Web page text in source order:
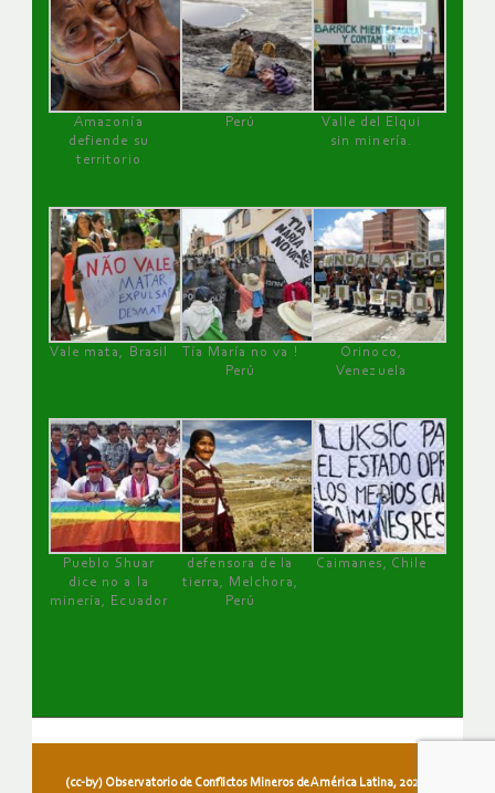
Amazonía
defiende su
territorio
Perú
Valle del Elqui
sin minería.
Vale mata, Brasil
Tía María no va !
Perú
Orinoco,
Venezuela
Pueblo Shuar
dice no a la
minería, Ecuador
defensora de la
tierra, Melchora,
Perú
Caimanes, Chile
(cc-by) Observatorio de Conflictos Mineros de América Latina, 2026